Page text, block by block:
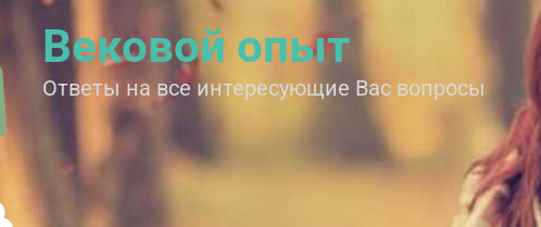
Вековой опыт
Ответы на все интересующие Вас вопросы